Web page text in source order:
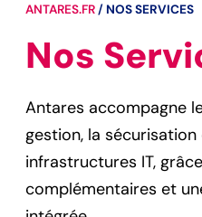
ANTARES.FR/ NOS SERVICES
Nos
Antares accompagne
gestion, la
infrastructures IT,
complémentaires et